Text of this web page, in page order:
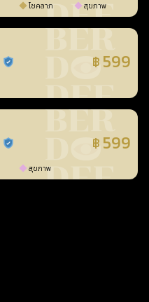
โชคลาภ สุขภาพ
ร้านยืนยันแล้ว ฿ 599
ร้านยืนยันแล้ว ฿ 599
สุขภาพ